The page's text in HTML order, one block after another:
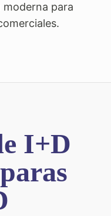
moderna para
I+D